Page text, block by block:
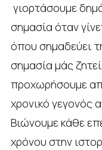
γιορτάσουμε
σημασία όταν
όπου σημαδεύει
σημασία μάς
προχωρήσουμε
χρονικό γεγονός
Βιώνουμε κάθε
χρόνου στην